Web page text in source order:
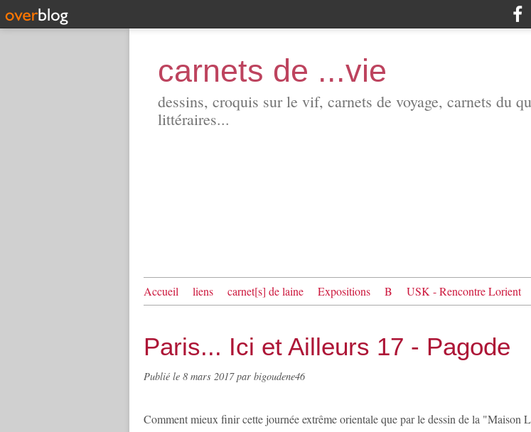
carnets de ...vie
dessins, croquis sur le vif, carnets de voyage, carnets du
littéraires...
Accueil liens carnet[s] de laine Expositions B USK - Rencontre Lorient
Paris... Ici et Ailleurs 17 - Pagode
Publié le 8 mars 2017par bigoudene46
Comment mieux finir cette journée extrême orientale que par le dessin de la "Maison